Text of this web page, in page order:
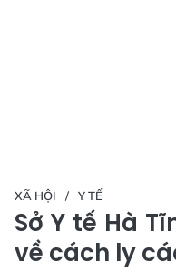
XÃ HỘI Y TẾ
Sở Y tế Hà
về cách ly